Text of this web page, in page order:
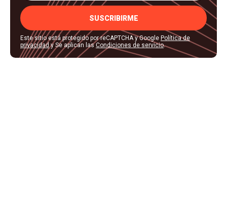
SUSCRIBIRME
Este sitio está protegido por reCAPTCHA y Google Política de
privacidady Se aplican lasCondiciones de servicio.